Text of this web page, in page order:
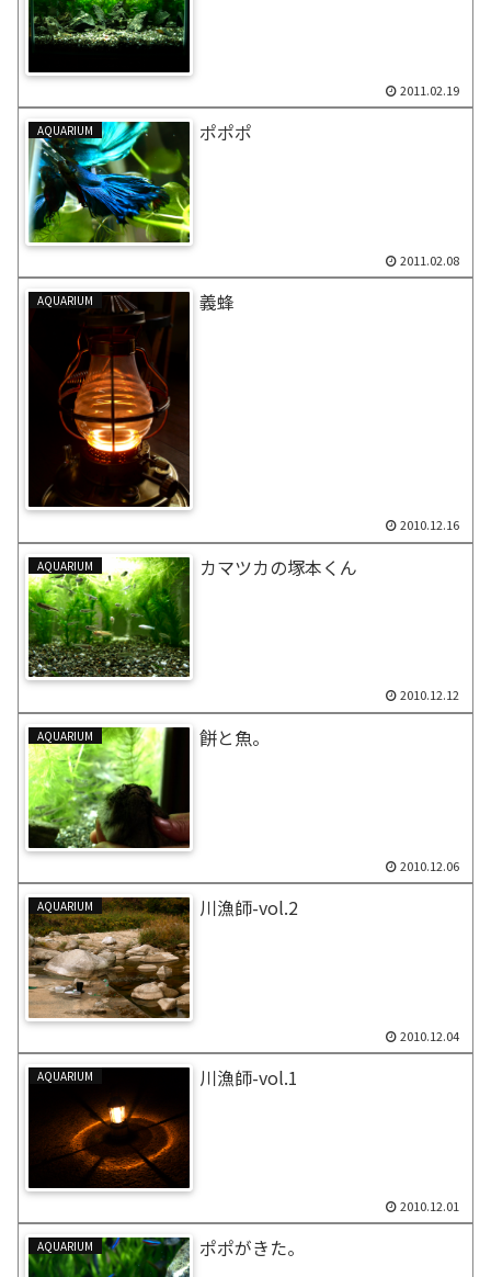
2011.02.19
AQUARIUM ポポポ
2011.02.08
AQUARIUM 義蜂
2010.12.16
AQUARIUM カマツカの塚本くん
2010.12.12
AQUARIUM 餅と魚。
2010.12.06
AQUARIUM 川漁師-vol.2
2010.12.04
AQUARIUM 川漁師-vol.1
2010.12.01
AQUARIUM ポポがきた。